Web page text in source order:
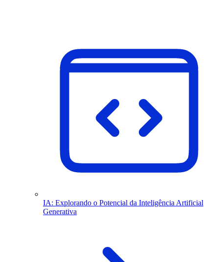
IA: Explorando o Potencial da Inteligência Artificial
Generativa